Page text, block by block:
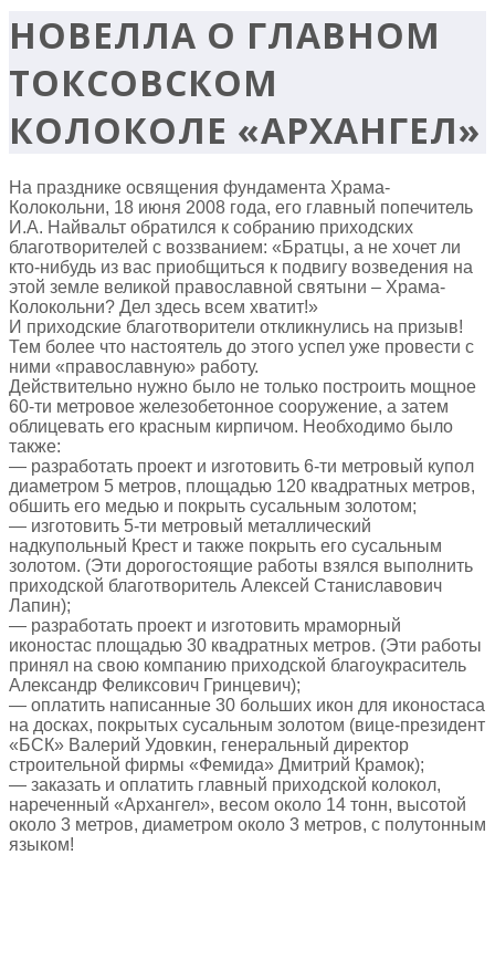
НОВЕЛЛА О ГЛАВНОМ
ТОКСОВСКОМ
КОЛОКОЛЕ «АРХАНГЕЛ»
На празднике освящения фундамента Храма-
Колокольни, 18 июня 2008 года, его главный попечитель
И.А. Найвальт обратился к собранию приходских
благотворителей с воззванием: «Братцы, а не хочет ли
кто-нибудь из вас приобщиться к подвигу возведения на
этой земле великой православной святыни – Храма-
Колокольни? Дел здесь всем хватит!»
И приходские благотворители откликнулись на призыв!
Тем более что настоятель до этого успел уже провести с
ними «православную» работу.
Действительно нужно было не только построить мощное
60-ти метровое железобетонное сооружение, а затем
облицевать его красным кирпичом. Необходимо было
также:
— разработать проект и изготовить 6-ти метровый купол
диаметром 5 метров, площадью 120 квадратных метров,
обшить его медью и покрыть сусальным золотом;
— изготовить 5-ти метровый металлический
надкупольный Крест и также покрыть его сусальным
золотом. (Эти дорогостоящие работы взялся выполнить
приходской благотворитель Алексей Станиславович
Лапин);
— разработать проект и изготовить мраморный
иконостас площадью 30 квадратных метров. (Эти работы
принял на свою компанию приходской благоукраситель
Александр Феликсович Гринцевич);
— оплатить написанные 30 больших икон для иконостаса
на досках, покрытых сусальным золотом (вице-президент
«БСК» Валерий Удовкин, генеральный директор
строительной фирмы «Фемида» Дмитрий Крамок);
— заказать и оплатить главный приходской колокол,
нареченный «Архангел», весом около 14 тонн, высотой
около 3 метров, диаметром около 3 метров, с полутонным
языком!